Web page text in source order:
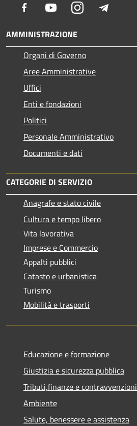
Facebook YoutubeInstagram
AMMINISTRAZIONE
Organi di Governo
Aree Amministrative
Uffici
Enti e fondazioni
Politici
Personale Amministrativo
Documenti e dati
CATEGORIE DI SERVIZIO
Anagrafe e stato civile
Cultura e tempo libero
Vita lavorativa
Imprese e Commercio
Appalti pubblici
Catasto e urbanistica
Turismo
Mobilità e trasporti
Educazione e formazione
Giustizia e sicurezza pubblica
Tributi,finanze e contravvenzioni
Ambiente
Salute, benessere e assistenza